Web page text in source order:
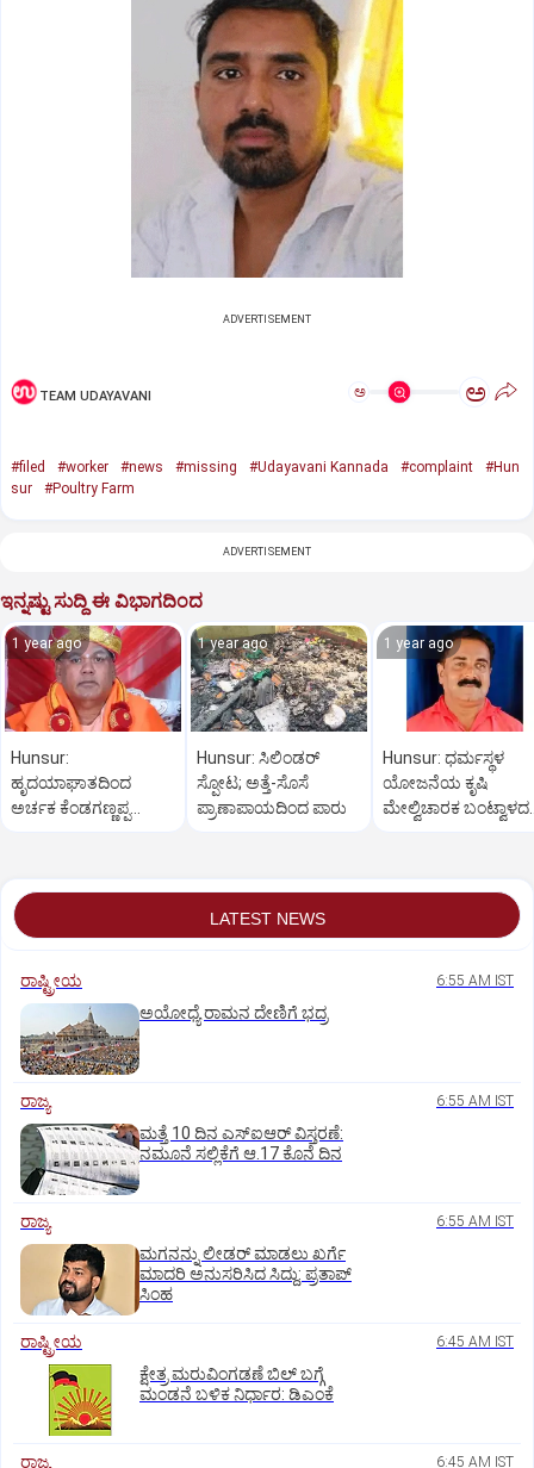
ADVERTISEMENT
TEAM UDAYAVANI ಅ ಅ
#filed #worker #news #missing #Udayavani Kannada #complaint
#Hun
sur
#Poultry Farm
ADVERTISEMENT
ಇನ್ನಷ್ಟು ಸುದ್ದಿ ಈ ವಿಭಾಗದಿಂದ
1 year ago
Hunsur:
ಹೃದಯಾಘಾತದಿಂದ
ಅರ್ಚಕ ಕೆಂಡಗಣ್ಣಪ್ಪ
1 year ago
Hunsur: ಸಿಲಿಂಡರ್
ಸ್ಪೋಟ; ಅತ್ತೆ-ಸೊಸೆ
ಪ್ರಾಣಾಪಾಯದಿಂದ ಪಾರು
1 year ago
Hunsur: ಧರ್ಮಸ್ಥಳ
ಯೋಜನೆಯ ಕೃಷಿ
ಮೇಲ್ವಿಚಾರಕ ಬಂಟ್ವಾಳದ
LATEST NEWS
ರಾಷ್ಟ್ರೀಯ 6:55 AM IST
ಅಯೋಧ್ಯೆ ರಾಮನ ದೇಣಿಗೆ ಭದ್ರ
ರಾಜ್ಯ 6:55 AM IST
ಮತ್ತೆ 10 ದಿನ ಎಸ್‌ಐಆರ್‌ ವಿಸ್ತರಣೆ:
ನಮೂನೆ ಸಲ್ಲಿಕೆಗೆ ಆ.17 ಕೊನೆ ದಿನ
ರಾಜ್ಯ 6:55 AM IST
ಮಗನನ್ನು ಲೀಡರ್ ಮಾಡಲು ಖರ್ಗೆ
ಮಾದರಿ ಅನುಸರಿಸಿದ ಸಿದ್ದು: ಪ್ರತಾಪ್‌
ಸಿಂಹ
ರಾಷ್ಟ್ರೀಯ 6:45 AM IST
ಕ್ಷೇತ್ರ ಮರುವಿಂಗಡಣೆ ಬಿಲ್‌ ಬಗ್ಗೆ
ಮಂಡನೆ ಬಳಿಕ ನಿರ್ಧಾರ: ಡಿಎಂಕೆ
ರಾಜ್ಯ 6:45 AM IST